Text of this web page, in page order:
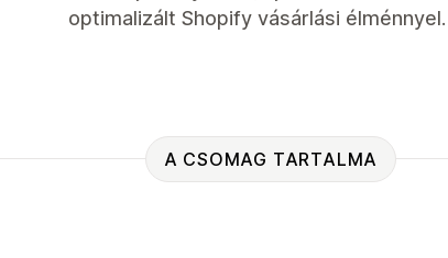
optimalizált Shopify vásárlási élménnyel.
A CSOMAG TARTALMA